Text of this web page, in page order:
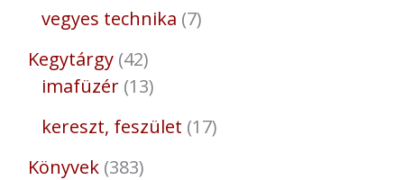
vegyes technika 7
Kegytárgy 42
imafüzér 13
kereszt, feszület 17
Könyvek 383